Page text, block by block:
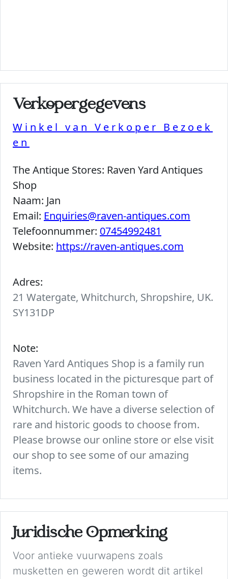
Verkopergegevens
Winkel van Verkoper Bezoek
en
The Antique Stores: Raven Yard Antiques
Shop
Naam: Jan
Email: Enquiries@raven-antiques.com
Telefoonnummer: 07454992481
Website: https://raven-antiques.com
Adres:
21 Watergate, Whitchurch, Shropshire, UK.
SY131DP
Note:
Raven Yard Antiques Shop is a family run
business located in the picturesque part of
Shropshire in the Roman town of
Whitchurch. We have a diverse selection of
rare and historic goods to choose from.
Please browse our online store or else visit
our shop to see some of our amazing
items.
Juridische Opmerking
Voor antieke vuurwapens zoals
musketten en geweren wordt dit artikel